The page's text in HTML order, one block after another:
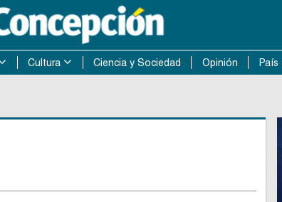
Cultura Ciencia y Sociedad Opinión País